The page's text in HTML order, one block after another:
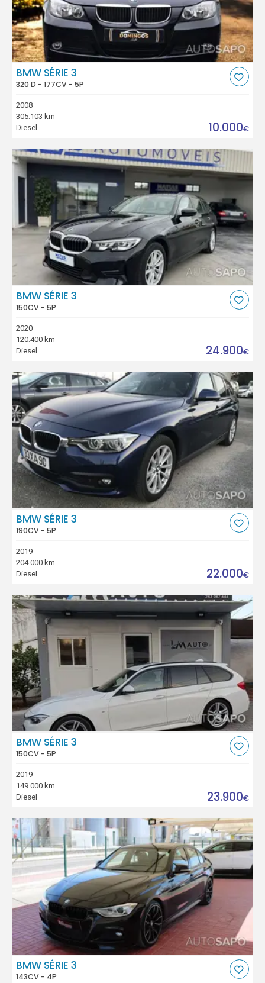
BMW SÉRIE 3
320 D - 177CV - 5P
2008
305.103 km
Diesel
10.000€
BMW SÉRIE 3
150CV - 5P
2020
120.400 km
Diesel
24.900€
BMW SÉRIE 3
190CV - 5P
2019
204.000 km
Diesel
22.000€
BMW SÉRIE 3
150CV - 5P
2019
149.000 km
Diesel
23.900€
BMW SÉRIE 3
143CV - 4P